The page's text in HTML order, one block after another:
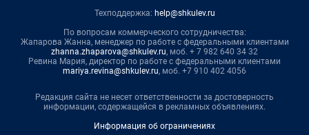
Техподдержка: help@shkulev.ru
По вопросам коммерческого сотрудничества:
Жапарова Жанна, менеджер по работе с федеральными клиентами
zhanna.zhaparova@shkulev.ru, моб. + 7 982 640 34 32
Ревина Мария, директор по работе с федеральными клиентами
mariya.revina@shkulev.ru, моб. +7 910 402 4056
Редакция сайта не несет ответственности за достоверность
информации, содержащейся в рекламных объявлениях.
Информация об ограничениях